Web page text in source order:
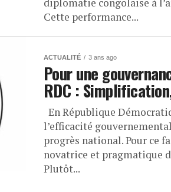
Cette performance...
ACTUALITÉ 3 ans ago
Pour une
RDC :
En République
l’efficacité
progrès national. Pour ce
novatrice et pragmatique
Plutôt...